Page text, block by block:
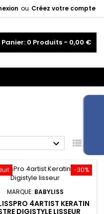
ou Créez votre compte
Panier 0 Produits - 0,00 €
 
-30%
MARQUE: BABYLISS
4ARTIST KERATIN
DIGISTYLE LISSEUR